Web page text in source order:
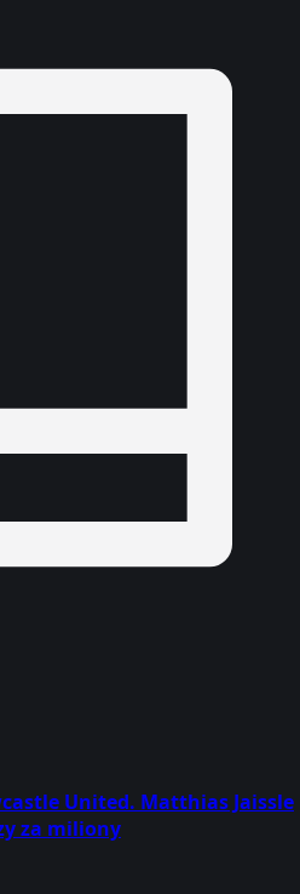
United. Matthias Jaissle
za miliony